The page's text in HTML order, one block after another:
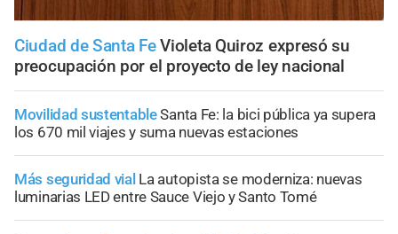
Ciudad de Santa Fe Violeta Quiroz expresó su
preocupación por el proyecto de ley nacional
Movilidad sustentableSanta Fe: la bici pública ya supera
los 670 mil viajes y suma nuevas estaciones
Más seguridad vial La autopista se moderniza: nuevas
luminarias LED entre Sauce Viejo y Santo Tomé